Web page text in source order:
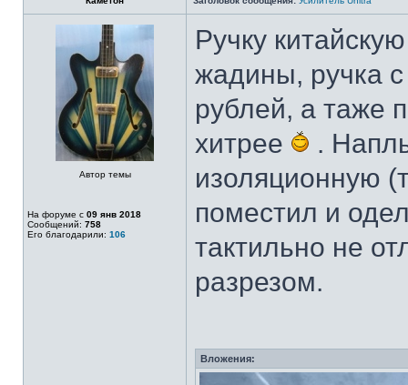
Автор темы
На форуме с 09 янв 2018
Сообщений: 758
Его благодарили: 106
Ручку
жадины, ручка
рублей, а таже
хитрее
.
изоляционную
поместил и
тактильно не
разрезом.
Вложения: